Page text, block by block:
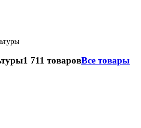
1 711 товаровВсе товары